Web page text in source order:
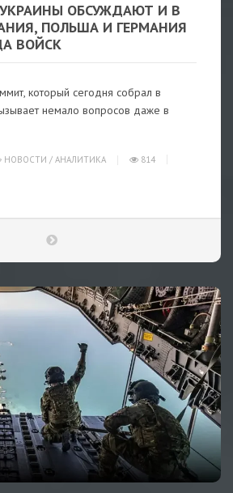
ОБСУЖДАЮТ И В
ПОЛЬША И ГЕРМАНИЯ
ВОЙСК
который сегодня собрал в
немало вопросов даже в
НОВОСТИ / АНАЛИТИКА
814